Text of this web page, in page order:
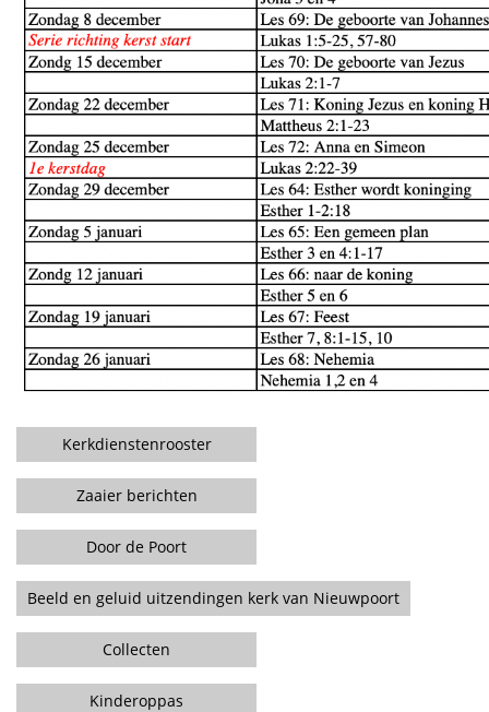
Kerkdienstenrooster
Zaaier berichten
Door de Poort
Beeld en geluid uitzendingen kerk van Nieuwpoort
Collecten
Kinderoppas